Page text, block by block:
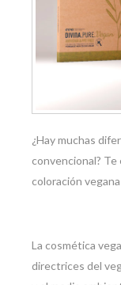
¿Hay muchas
convencional? Te
coloración
La cosmética
directrices del